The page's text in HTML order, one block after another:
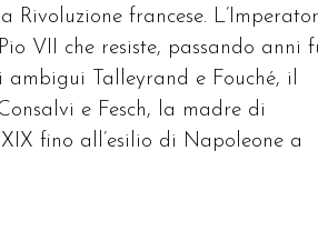
francese.
VII che resiste, passando anni
Talleyrand e Fouché, il
e Fesch, la madre di
fino all’esilio di Napoleone a